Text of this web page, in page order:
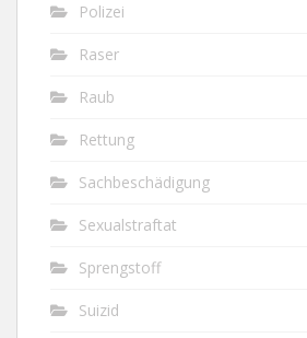
Polizei
Raser
Raub
Rettung
Sachbeschädigung
Sexualstraftat
Sprengstoff
Suizid